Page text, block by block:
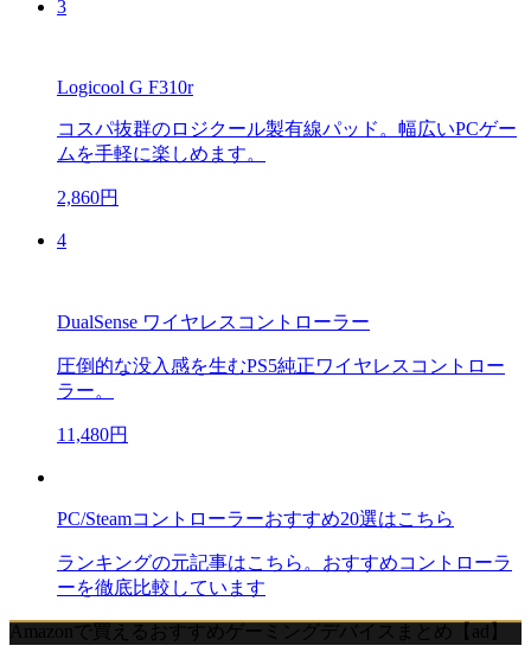
3
Logicool G F310r
コスパ抜群のロジクール製有線パッド。幅広いPCゲー
ムを手軽に楽しめます。
2,860円
4
DualSense ワイヤレスコントローラー
圧倒的な没入感を生むPS5純正ワイヤレスコントロー
ラー。
11,480円
PC/Steamコントローラーおすすめ20選はこちら
ランキングの元記事はこちら。おすすめコントローラ
ーを徹底比較しています
Amazonで買えるおすすめゲーミングデバイスまとめ【ad】